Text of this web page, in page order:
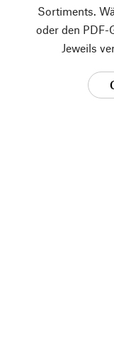
Sortiments.
oder den PDF-
Jeweils